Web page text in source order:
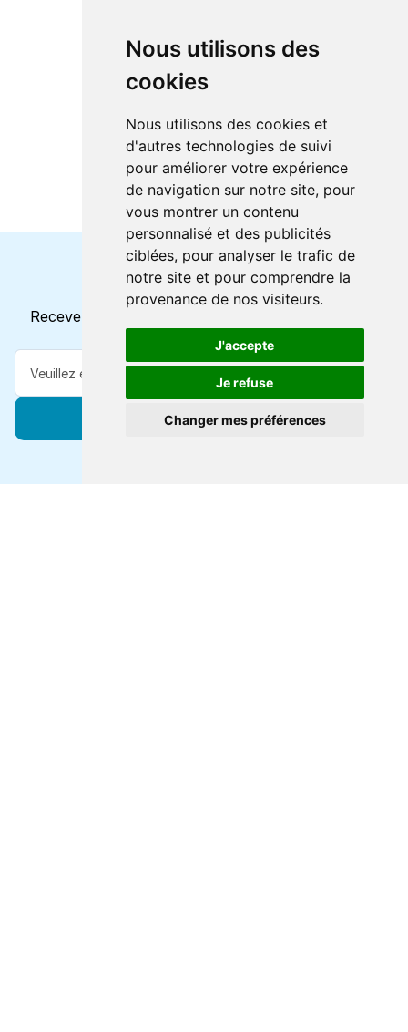
Nous utilisons des
cookies
Nous utilisons des cookies et
d'autres technologies de suivi
pour améliorer votre expérience
de navigation sur notre site, pour
vous montrer un contenu
personnalisé et des publicités
ciblées, pour analyser le trafic de
notre site et pour comprendre la
provenance de nos visiteurs.
J'accepte
Je refuse
Changer mes préférences
Horaires et offres actuels
Recevez toutes les mises à jour dans votre e-mail
S'abonner